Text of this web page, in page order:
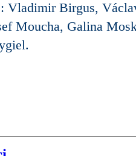
Vladimir Birgus,
Moucha, Galina